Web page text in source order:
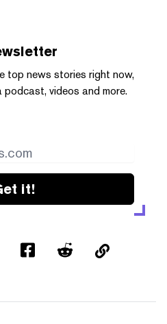
top news stories right now,
videos and more.
it!